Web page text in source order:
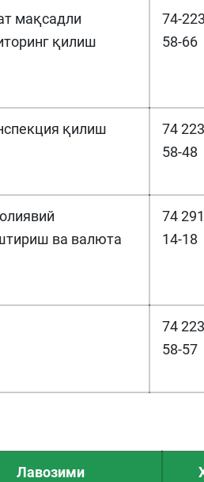
мақсадли
қилиш
74-
58-66
қилиш
74
58-48
ва валюта
74
14-18
74
58-57
Лавозими